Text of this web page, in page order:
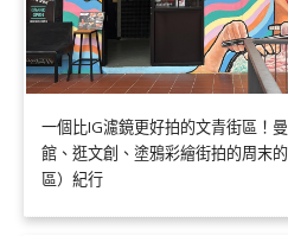
一個比IG濾鏡更好拍的文青街區！
館、逛文創、塗鴉彩繪街拍的周末
區）紀行